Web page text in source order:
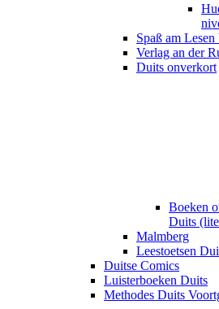
Spaß am
Verlag an der
Duits onverkort
Boeken
Duits
Malmberg
Leestoetsen
Duitse Comics
Luisterboeken Duits
Methodes Duits